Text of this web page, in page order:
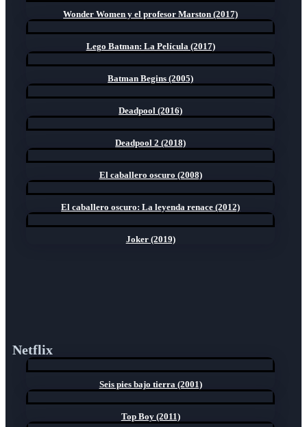
Wonder Women y el profesor Marston (2017)
Lego Batman: La Película (2017)
Batman Begins (2005)
Deadpool (2016)
Deadpool 2 (2018)
El caballero oscuro (2008)
El caballero oscuro: La leyenda renace (2012)
Joker (2019)
Netflix
Seis pies bajo tierra (2001)
Top Boy (2011)